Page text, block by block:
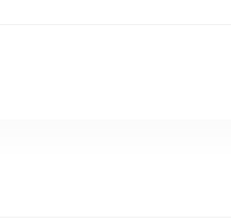
клумб и срезки, добавляя